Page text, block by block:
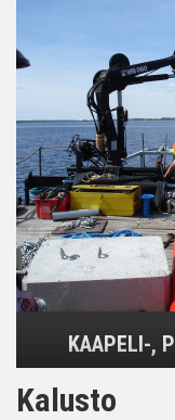
KAAPELI-,
Kalusto